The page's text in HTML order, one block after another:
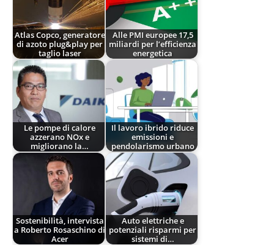
Atlas Copco, generatore
di azoto plug&play per
taglio laser
Alle PMI europee 17,5
miliardi per l’efficienza
energetica
Le pompe di calore
azzerano NOx e
migliorano la…
Il lavoro ibrido riduce
emissioni e
pendolarismo urbano
Sostenibilità, intervista
a Roberto Rosaschino di
Acer
Auto elettriche e
potenziali risparmi per
sistemi di…